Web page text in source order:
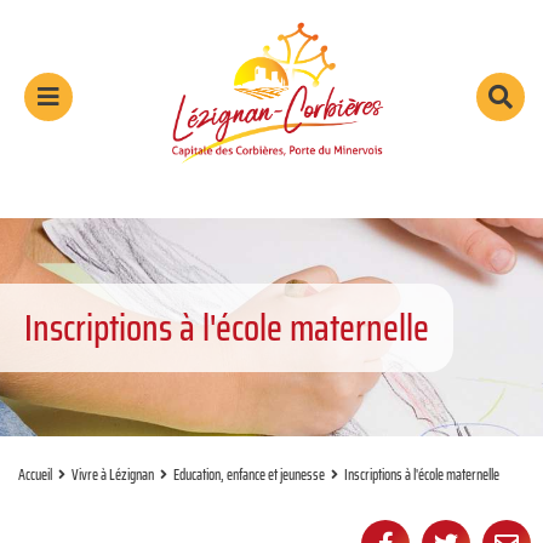
Menu
sur
Inscriptions à l'école maternelle
Accueil Vivre à Lézignan Education, enfance et jeunesse Inscriptions à l'école maternelle